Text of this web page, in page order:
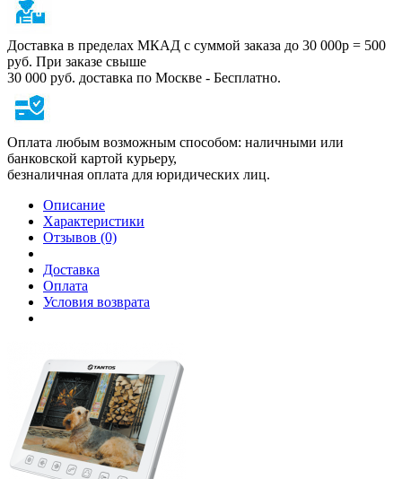
Доставка в пределах МКАД с суммой заказа до 30 000р = 500
руб. При заказе свыше
30 000 руб. доставка по Москве - Бесплатно.
Оплата любым возможным способом: наличными или
банковской картой курьеру,
безналичная оплата для юридических лиц.
Описание
Характеристики
Отзывов (0)
Доставка
Оплата
Условия возврата